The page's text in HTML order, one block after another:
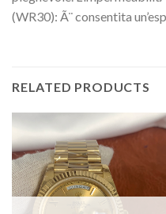
(WR30): Ã¨ consentita
RELATED PRODUCTS